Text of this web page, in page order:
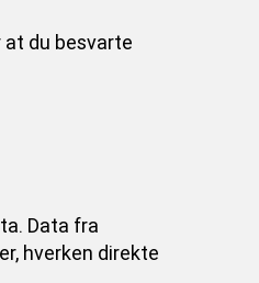
at du besvarte
Data fra
hverken direkte